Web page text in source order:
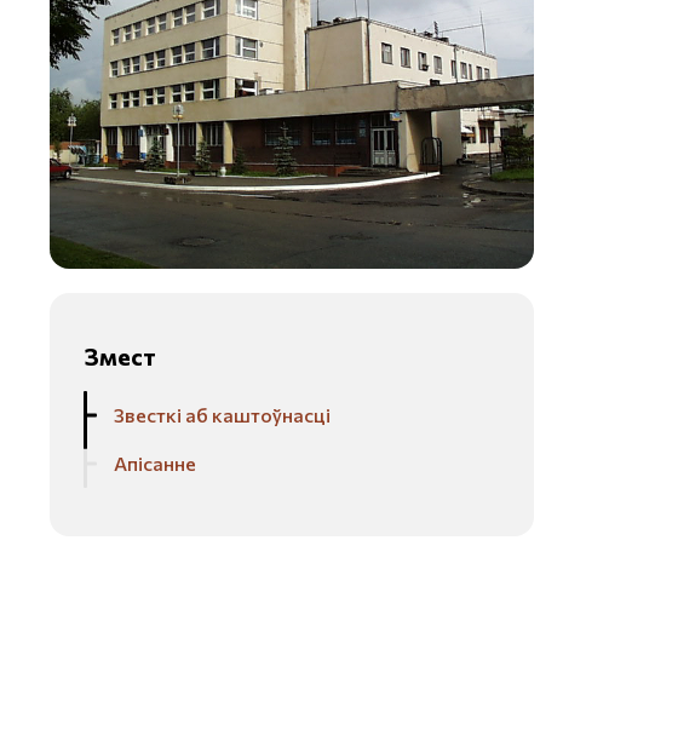
Змест
Звесткі аб каштоўнасці
Апісанне